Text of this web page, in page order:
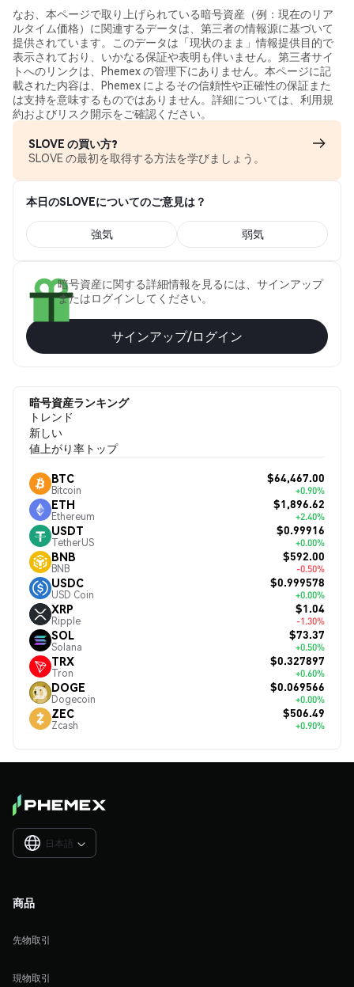
なお、本ページで取り上げられている暗号資産（例：現在のリア
ルタイム価格）に関連するデータは、第三者の情報源に基づいて
提供されています。このデータは「現状のまま」情報提供目的で
表示されており、いかなる保証や表明も伴いません。第三者サイ
トへのリンクは、Phemex の管理下にありません。本ページに記
載された内容は、Phemex によるその信頼性や正確性の保証また
は支持を意味するものではありません。詳細については、利用規
約およびリスク開示をご確認ください。
SLOVE の買い方?
SLOVE の最初を取得する方法を学びましょう。
本日のSLOVEについてのご意見は？
強気 弱気
暗号資産に関する詳細情報を見るには、サインアップ
またはログインしてください。
サインアップ/ログイン
暗号資産ランキング
トレンド
新しい
値上がり率トップ
BTC
Bitcoin
$64,467.00
+0.90%
ETH
Ethereum
$1,896.62
+2.40%
USDT
TetherUS
$0.99916
+0.00%
BNB
BNB
$592.00
-0.50%
USDC
USD Coin
$0.999578
+0.00%
XRP
Ripple
$1.04
-1.30%
SOL
Solana
$73.37
+0.50%
TRX
Tron
$0.327897
+0.60%
DOGE
Dogecoin
$0.069566
+0.00%
ZEC
Zcash
$506.49
+0.90%
日本語 
商品
先物取引
現物取引